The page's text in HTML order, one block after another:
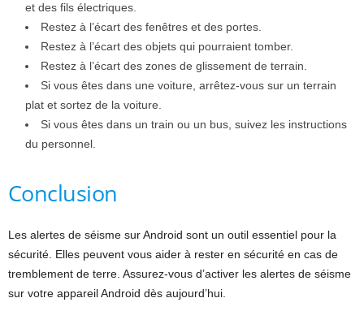
et des fils électriques.
Restez à l’écart des fenêtres et des portes.
Restez à l’écart des objets qui pourraient tomber.
Restez à l’écart des zones de glissement de terrain.
Si vous êtes dans une voiture, arrêtez-vous sur un terrain
plat et sortez de la voiture.
Si vous êtes dans un train ou un bus, suivez les instructions
du personnel.
Conclusion
Les alertes de séisme sur Android sont un outil essentiel pour la
sécurité. Elles peuvent vous aider à rester en sécurité en cas de
tremblement de terre. Assurez-vous d’activer les alertes de séisme
sur votre appareil Android dès aujourd’hui.